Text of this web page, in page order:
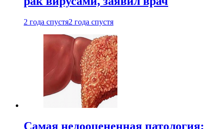
2 года спустя2 года спустя
Самая недооцененная патология: